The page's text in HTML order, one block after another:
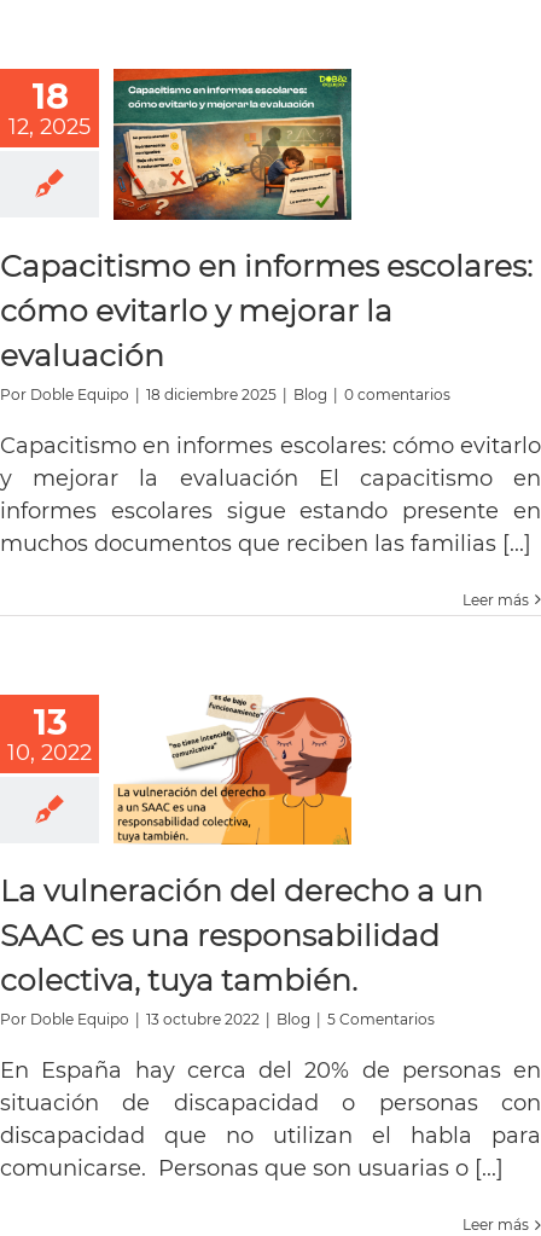
18
12, 2025
Capacitismo en informes escolares:
cómo evitarlo y mejorar la
evaluación
Por Doble Equipo | 18 diciembre 2025 | Blog | 0 comentarios
Capacitismo en informes escolares: cómo evitarlo
y mejorar la evaluación El capacitismo en
informes escolares sigue estando presente en
muchos documentos que reciben las familias [...]
Leer más
13
10, 2022
La vulneración del derecho a un
SAAC es una responsabilidad
colectiva, tuya también.
Por Doble Equipo 13 octubre 2022 Blog 5 Comentarios
En España hay cerca del 20% de personas en
situación de discapacidad o personas con
discapacidad que no utilizan el habla para
comunicarse. Personas que son usuarias o [...]
Leer más